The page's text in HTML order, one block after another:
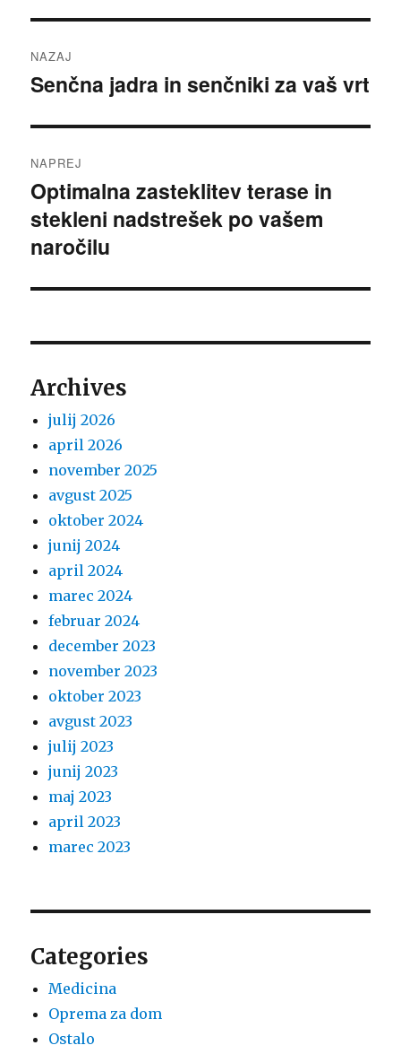
prispevka
NAZAJ
Prejšnji
Senčna jadra in senčniki za vaš vrt
NAPREJ
Naslednji
prispevek:
Optimalna zasteklitev terase in
stekleni nadstrešek po vašem
naročilu
Archives
julij 2026
april 2026
november 2025
avgust 2025
oktober 2024
junij 2024
april 2024
marec 2024
februar 2024
december 2023
november 2023
oktober 2023
avgust 2023
julij 2023
junij 2023
maj 2023
april 2023
marec 2023
Categories
Medicina
Oprema za dom
Ostalo